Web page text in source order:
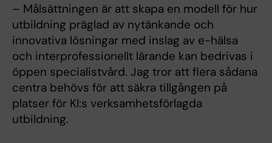
– Målsättningen är att skapa en modell för hur
utbildning präglad av nytänkande och
innovativa lösningar med inslag av e-hälsa
och interprofessionellt lärande kan bedrivas i
öppen specialistvård. Jag tror att flera sådana
centra behövs för att säkra tillgången på
platser för KI:s verksamhetsförlagda
utbildning.